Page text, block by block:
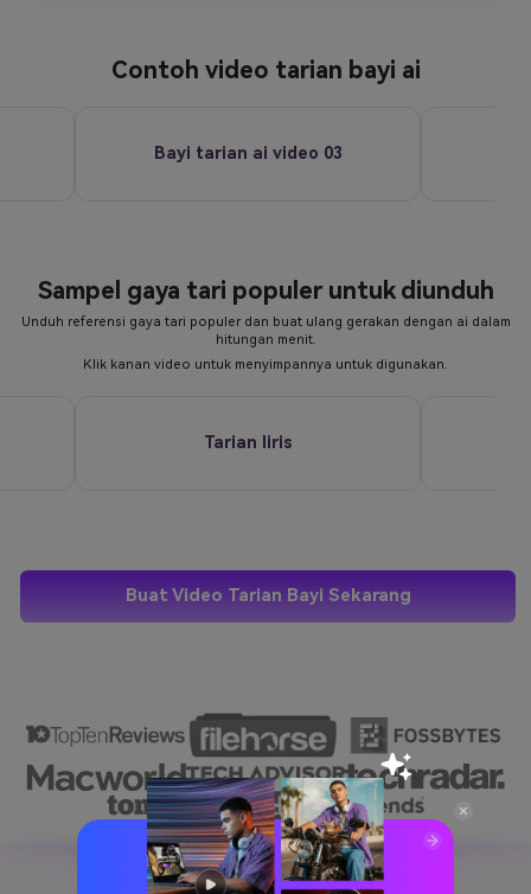
Contoh video tarian bayi ai
Bayi tarian ai video 03
Sampel gaya tari populer untuk diunduh
Unduh referensi gaya tari populer dan buat ulang gerakan dengan ai dalam
hitungan menit.
Klik kanan video untuk menyimpannya untuk digunakan.
Tarian liris
Buat Video Tarian Bayi Sekarang